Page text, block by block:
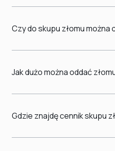
Czy do skupu złomu można
Jak dużo można oddać
Gdzie znajdę cennik skupu